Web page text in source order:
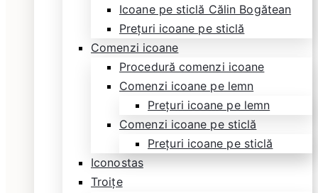
Icoane pe sticlă Călin Bogătean
Prețuri icoane pe sticlă
Comenzi icoane
Procedură comenzi icoane
Comenzi icoane pe lemn
Prețuri icoane pe lemn
Comenzi icoane pe sticlă
Prețuri icoane pe sticlă
Iconostas
Troițe